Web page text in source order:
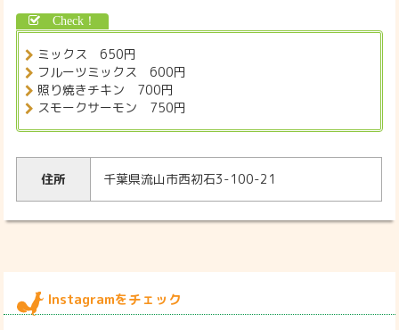
ミックス 650円
フルーツミックス 600円
照り焼きチキン 700円
スモークサーモン 750円
住所 千葉県流山市西初石3-100-21
Instagramをチェック